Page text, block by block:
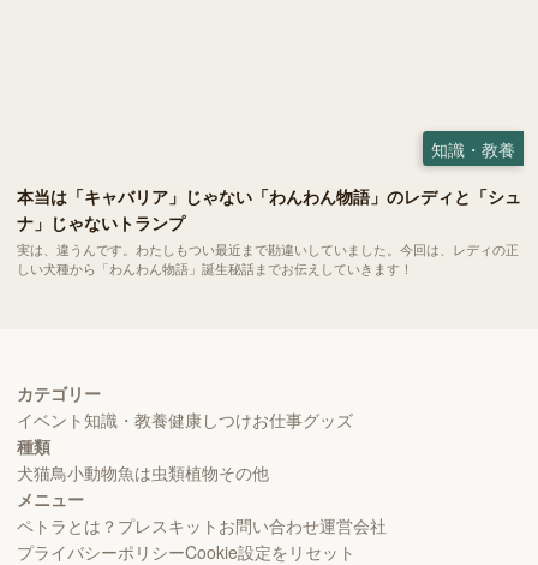
知識・教養
本当は「キャバリア」じゃない「わんわん物語」のレディと「シュ
ナ」じゃないトランプ
実は、違うんです。わたしもつい最近まで勘違いしていました。今回は、レディの正
しい犬種から「わんわん物語」誕生秘話までお伝えしていきます！
カテゴリー
イベント知識・教養健康しつけお仕事グッズ
種類
犬猫鳥小動物魚は虫類植物その他
メニュー
ペトラとは？ プレスキット お問い合わせ運営会社
プライバシーポリシーCookie設定をリセット